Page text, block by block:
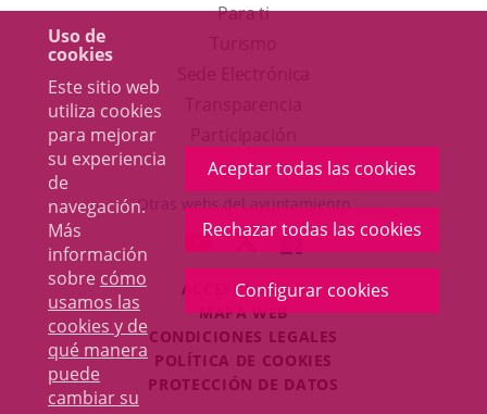
Uso de
cookies
Este sitio web
utiliza cookies
para mejorar
su experiencia
de
navegación.
Más
información
sobre cómo
usamos las
cookies y de
qué manera
puede
cambiar su
Aceptar todas las cookies
Rechazar todas las cookies
Configurar cookies
Para ti
en
una
ventana
nueva.
aplicación
externa.
Otras webs del ayuntamiento
ENLACE
A
UNA
APLICACIÓN
EXTERNA.
ENLACE
A
UNA
APLICACIÓN
EXTERNA.
ENLACE
A
UNA
EXTERNA.
ACCESIBILIDAD
MAPA WEB
CONDICIONES LEGALES
POLÍTICA DE COOKIES
PROTECCIÓN DE DATOS